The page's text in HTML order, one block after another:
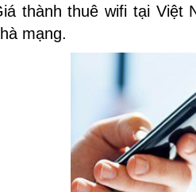
thành thuê wifi tại Việt
mạng.